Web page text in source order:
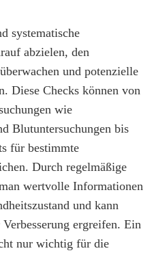
systematische
abzielen, den
und potenzielle
Diese Checks können von
wie
Blutuntersuchungen bis
für bestimmte
Durch regelmäßige
wertvolle Informationen
und kann
ergreifen. Ein
nur wichtig für die